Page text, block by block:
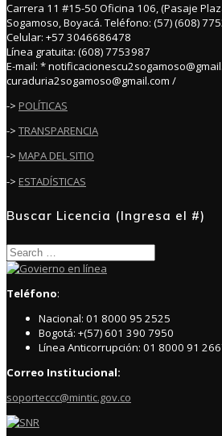
Carrera 11 #15-50 Oficina 106, (Pasaje
Sogamoso, Boyacá. Teléfono: (57) (608)
Celular: +57 3046686478
Línea gratuita: (608) 7753987
E-mail: *
curaduria2sogamoso@gmail.com /
-> POLÍTICAS
-> TRANSPARENCIA
-> MAPA DEL SITIO
-> ESTADÍSTICAS
Buscar Licencia (Ingresa el #)
Search
for:
Teléfono:
Nacional: 01 8000 95 2525
Bogotá: +(57) 601 390 7950
Línea Anticorrupción: 01 8000 91
Correo Institucional:
soporteccc@mintic.gov.co